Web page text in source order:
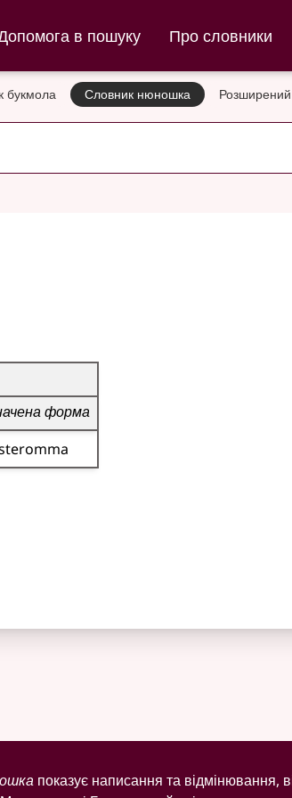
нюношка
в пошуку Про словники
букмола Словник нюношка
форма
показує написання та відмінювання,